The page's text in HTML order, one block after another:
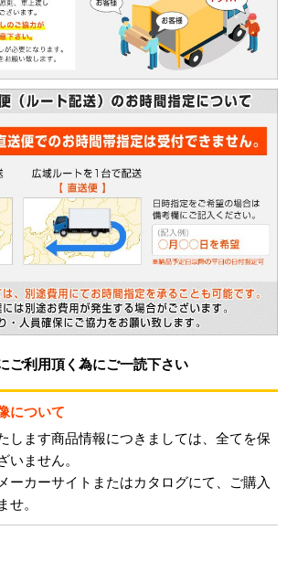
ご利用頂く為にご一読下さい
について
します商品情報につきましては、全てを保
いません。
ーカーサイトまたはカタログにて、ご購入
せ。